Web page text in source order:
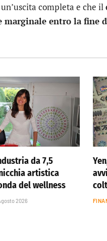
completa e che il
marginale entro la fine
da 7,5
artistica
del wellness
2026